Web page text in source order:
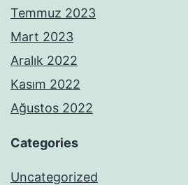
Temmuz 2023
Mart 2023
Aralık 2022
Kasım 2022
Ağustos 2022
Categories
Uncategorized